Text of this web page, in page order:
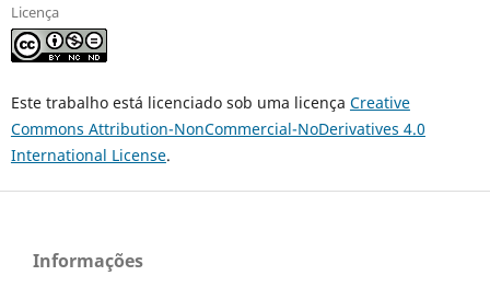
Licença
Este trabalho está licenciado sob uma licença Creative
Commons Attribution-NonCommercial-NoDerivatives 4.0
International License.
Informações